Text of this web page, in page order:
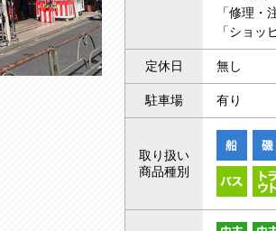
「修理
「ショ
定休日 無し
駐車場 有り
取り扱い
商品種別